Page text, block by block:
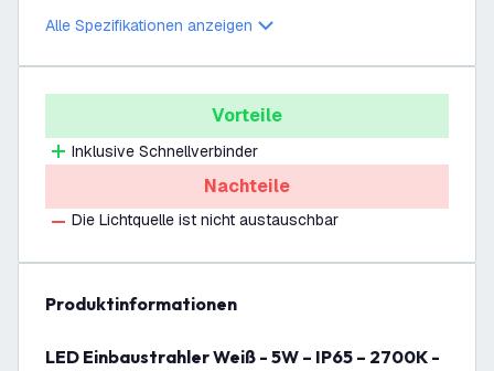
Alle Spezifikationen anzeigen
Vorteile
Inklusive Schnellverbinder
Nachteile
Die Lichtquelle ist nicht austauschbar
Produktinformationen
LED Einbaustrahler Weiß - 5W – IP65 – 2700K -